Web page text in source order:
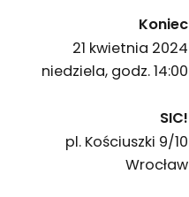
Koniec
21 kwietnia 2024
niedziela, godz. 14:00
SIC!
pl. Kościuszki 9/10
50-028
Wrocław